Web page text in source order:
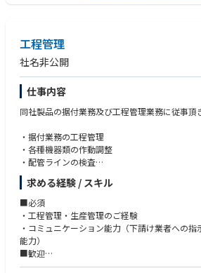
仕分けや出荷、配送などを担うスタッフの管理
人員は数十名。
物流量に合わせてシフトを組むほか、業務がス
どを管理します。
シフト調整を担当するアシスタントスタッフ（
握や指示出しなどをしてください。
業務管理は社内システムで行います。
■業務改善
安全・品質・生産性向上や業務効率化などを実
業務フローや業務環境、作業内容などにおける
の実施計画を立案します。
め、積極的に意見を出してください。
A day in the life
※勤務は夜勤を含む3交代制のシフト勤務になり
※勤務はシフト制となります。夜勤もございます
※拠点は全国にあるため、組織やポジションの
う転勤が発生する可能性もございます。
工程管理
社名非公開
仕事内容
同社製品の据付業務及び工程管理業務に従事頂
・据付業務の工程管理
・各種機器類の作動調整
・配管ラインの検査
・検査の対応
・社内報告資料作成
・協力会社の指揮、管理
・前後工程とのスケジュール調整
求める経験 / スキル
■必須
・工程管理・生産管理のご経験
・コミュニケーション能力（下請け業者への
能力）
■歓迎
・製造の知見